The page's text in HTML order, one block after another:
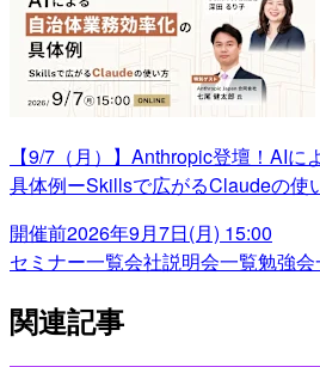
【9/7（月）】Anthropic登壇！AI
具体例ーSkillsで広がるClaudeの使
開催前2026年9月7日(月) 15:00
セミナー一覧会社説明会一覧勉強会
関連記事